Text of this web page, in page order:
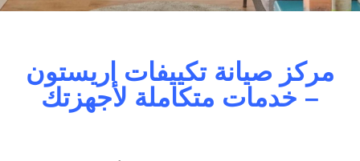
مركز صيانة تكييفات اريستون
– خدمات متكاملة لأجهزتك